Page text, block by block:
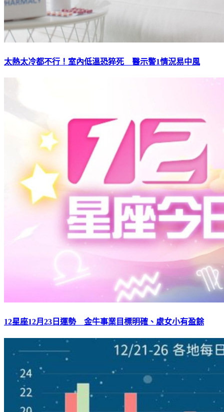
太熱太冷都不行！室內低溫恐猝死 醫示警1情況易中風
12星座12月23日運勢 金牛事業目標明確、處女小有盈餘